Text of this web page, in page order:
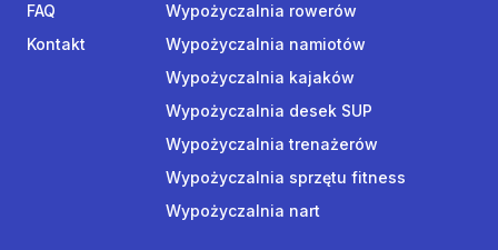
FAQ
Kontakt
Wypożyczalnia rowerów
Wypożyczalnia namiotów
Wypożyczalnia kajaków
Wypożyczalnia desek SUP
Wypożyczalnia trenażerów
Wypożyczalnia sprzętu fitness
Wypożyczalnia nart